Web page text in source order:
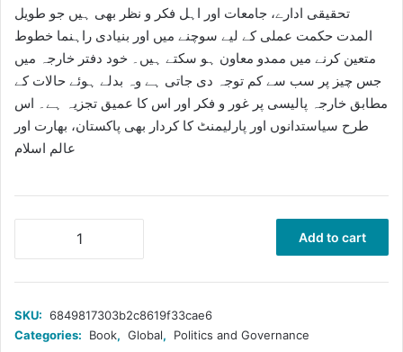
تحقیقی ادارے، جامعات اور اہل فکر و نظر بھی ہیں جو طویل
المدت حکمت عملی کے لیے سوچنے میں اور بنیادی راہنما خطوط
متعین کرنے میں ممدو معاون ہو سکتے ہیں۔ خود دفتر خارجہ میں
جس چیز پر سب سے کم توجہ دی جاتی ہے وہ بدلے ہوئے حالات کے
مطابق خارجہ پالیسی پر غور و فکر اور اس کا عمیق تجزیہ ہے۔ اس
طرح سیاستدانوں اور پارلیمنٹ کا کردار بھی پاکستان، بھارت اور
عالم اسلام
عالم
Foreword
quantity
Add to cart
SKU: 6849817303b2c8619f33cae6
Categories:
Book, Global, Politics and Governance